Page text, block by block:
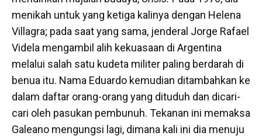
menikah untuk yang ketiga kalinya dengan Helena
Villagra; pada saat yang sama, jenderal Jorge Rafael
Videla mengambil alih kekuasaan di Argentina
melalui salah satu kudeta militer paling berdarah di
benua itu. Nama Eduardo kemudian ditambahkan ke
dalam daftar orang-orang yang dituduh dan dicari-
cari oleh pasukan pembunuh. Tekanan ini memaksa
Galeano mengungsi lagi, dimana kali ini dia menuju